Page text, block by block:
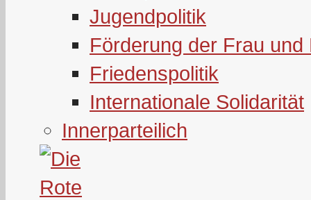
Jugendpolitik
Förderung der Frau und
Friedenspolitik
Internationale Solidarität
Innerparteilich